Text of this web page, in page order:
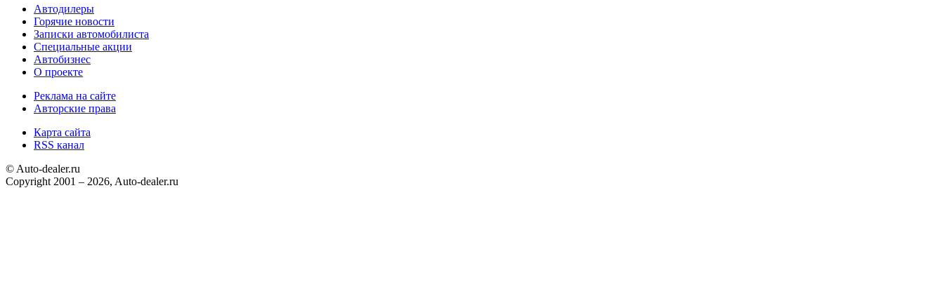
Автодилеры
Горячие новости
Записки автомобилиста
Специальные акции
Автобизнес
О проекте
Реклама на сайте
Авторские права
Карта сайта
RSS канал
© Auto-dealer.ru
Copyright 2001 – 2026, Auto-dealer.ru